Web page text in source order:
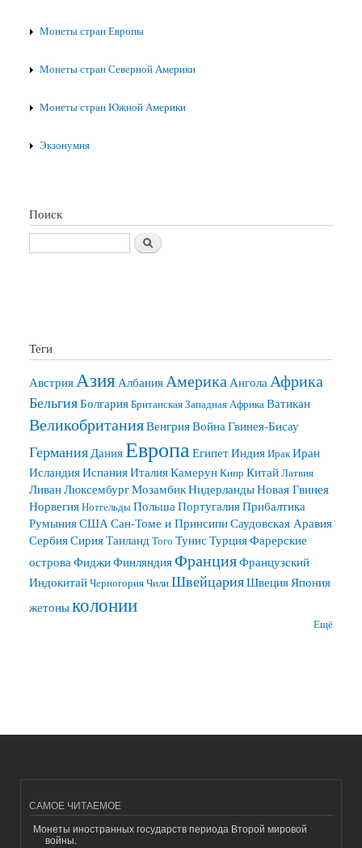
Монеты стран Европы
Монеты стран Северной Америки
Монеты стран Южной Америки
Экзонумия
Поиск
Теги
Австрия Азия Албания Америка Ангола Африка
БельгияБолгарияБританская Западная АфрикаВатикан
ВеликобританияВенгрияВойна Гвинея-Бисау
Германия ДанияЕвропа ЕгипетИндияИракИран
ИсландияИспанияИталияКамерунКипр КитайЛатвия
ЛиванЛюксембургМозамбикНидерландыНовая Гвинея
НорвегияНотгельдыПольша ПортугалияПрибалтика
РумынияСША Сан-Томе и ПринсипиСаудовская Аравия
СербияСирияТаиланд Того Тунис ТурцияФарерские
острова ФиджиФинляндияФранцияФранцузский
ИндокитайЧерногорияЧилиШвейцарияШвеция Япония
жетоныколонии
Ещё
САМОЕ ЧИТАЕМОЕ
Монеты иностранных государств периода Второй мировой
войны.